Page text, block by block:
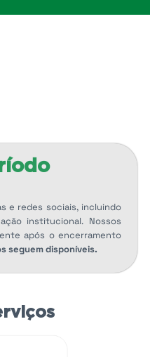
e redes sociais, incluindo
institucional. Nossos
após o encerramento
seguem disponíveis.